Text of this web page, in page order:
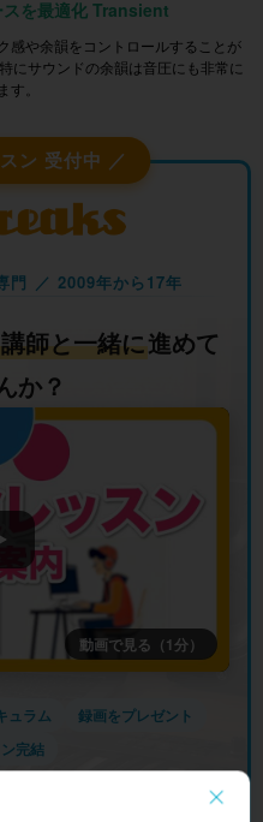
を最適化 Transient
感や余韻をコントロールすることが
にサウンドの余韻は音圧にも非常に
。
ン 受付中 ／
門 ／ 2009年から17年
講師と一緒に進めて
か？
動画で見る（1分）
ュラム
録画をプレゼント
完結